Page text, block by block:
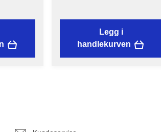
Legg i
handlekurven